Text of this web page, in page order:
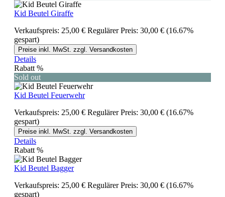
Kid Beutel Giraffe
Verkaufspreis: 25,00 € Regulärer Preis: 30,00 € (16.67%
gespart)
Preise inkl. MwSt. zzgl. Versandkosten
Details
Rabatt %
Sold out
Kid Beutel Feuerwehr
Verkaufspreis: 25,00 € Regulärer Preis: 30,00 € (16.67%
gespart)
Preise inkl. MwSt. zzgl. Versandkosten
Details
Rabatt %
Kid Beutel Bagger
Verkaufspreis: 25,00 € Regulärer Preis: 30,00 € (16.67%
gespart)